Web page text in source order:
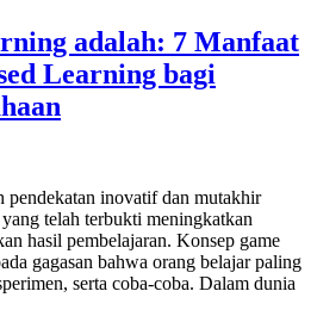
adalah: 7 Manfaat
Learning bagi
pendekatan inovatif dan mutakhir
telah terbukti meningkatkan
hasil pembelajaran. Konsep game
gagasan bahwa orang belajar paling
serta coba-coba. Dalam dunia